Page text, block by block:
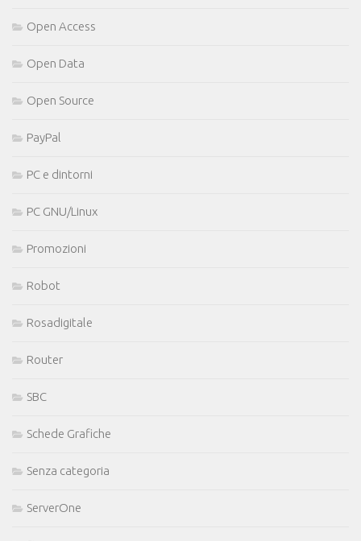
Open Access
Open Data
Open Source
PayPal
PC e dintorni
PC GNU/Linux
Promozioni
Robot
Rosadigitale
Router
SBC
Schede Grafiche
Senza categoria
ServerOne